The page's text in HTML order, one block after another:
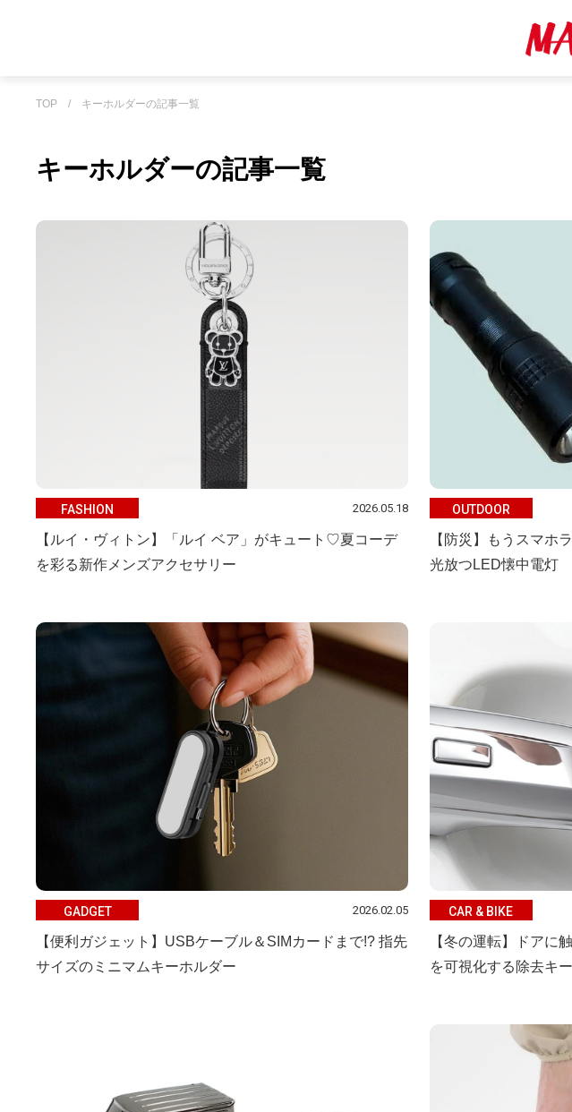
TOP / キーホルダーの記事一覧
キーホルダーの記事一覧
FASHION 2026.05.18
【ルイ・ヴィトン】「ルイ ベア」がキュート♡夏コーデ
を彩る新作メンズアクセサリー
OUTDOOR
【防災】もうスマホ
光放つLED懐中電灯
GADGET 2026.02.05
【便利ガジェット】USBケーブル＆SIMカードまで!? 指先
サイズのミニマムキーホルダー
CAR & BIKE
【冬の運転】ドアに
を可視化する除去キ